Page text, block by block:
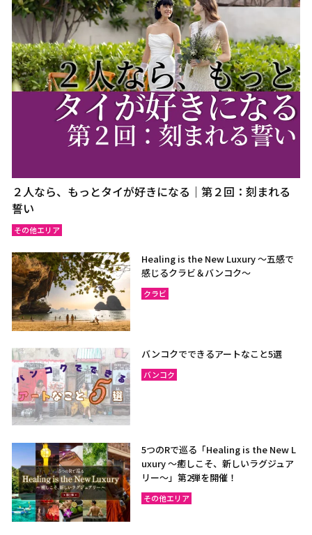
２人なら、もっとタイが好きになる｜第２回：刻まれる
誓い
その他エリア
Healing is the New Luxury ～五感で
感じるクラビ＆バンコク～
クラビ
バンコクでできるアートなこと5選
バンコク
5つのRで巡る「Healing is the New L
uxury ～癒しこそ、新しいラグジュア
リー〜」第2弾を開催！
その他エリア